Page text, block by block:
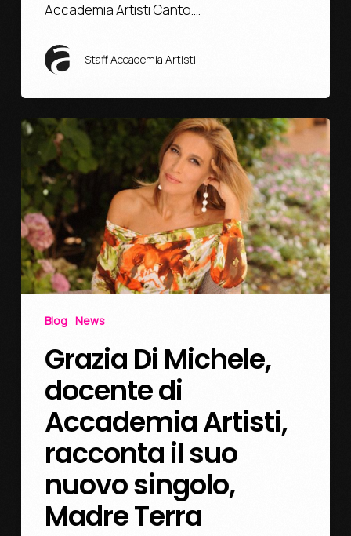
Accademia Artisti Canto.…
Staff Accademia Artisti
Blog News
Grazia Di Michele,
docente di
Accademia Artisti,
racconta il suo
nuovo singolo,
Madre Terra